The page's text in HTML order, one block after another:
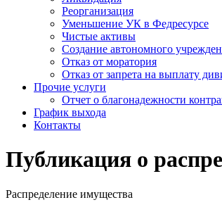
Реорганизация
Уменьшение УК в Федресурсе
Чистые активы
Создание автономного
Отказ от моратория
Отказ от запрета на выплату
Прочие услуги
Отчет о благонадежности
График выхода
Контакты
Публикация о
Распределение имущества